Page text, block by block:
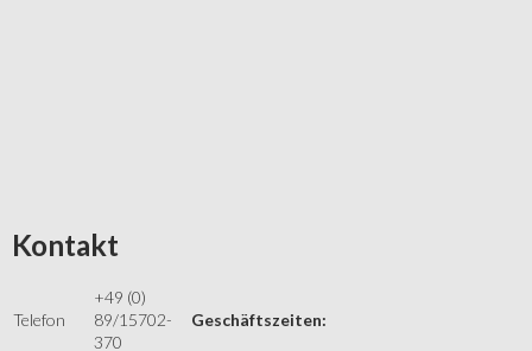
Kontakt
Telefon
+49 (0)
89/15702-
370
Geschäftszeiten: